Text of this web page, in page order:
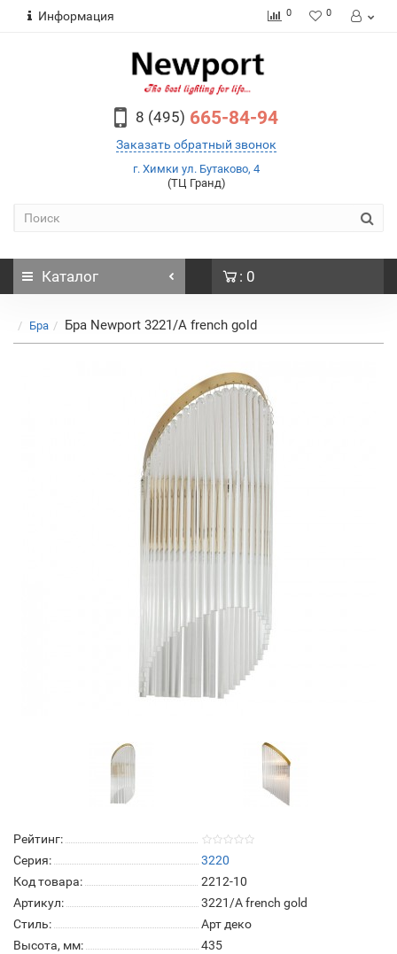
Информация 0 0
8 (495) 665-84-94
Заказать обратный звонок
г. Химки ул. Бутаково, 4
(ТЦ Гранд)
Каталог : 0
Бра Бра Newport 3221/A french gold
Рейтинг:
Серия:
3220
Код товара:
2212-10
Артикул:
3221/A french gold
Стиль:
Арт деко
Высота, мм:
435